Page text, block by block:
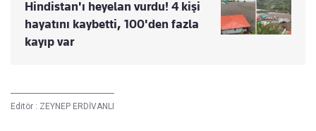
Hindistan'ı heyelan vurdu! 4 kişi
hayatını kaybetti, 100'den fazla
kayıp var
Editör : ZEYNEP ERDİVANLI